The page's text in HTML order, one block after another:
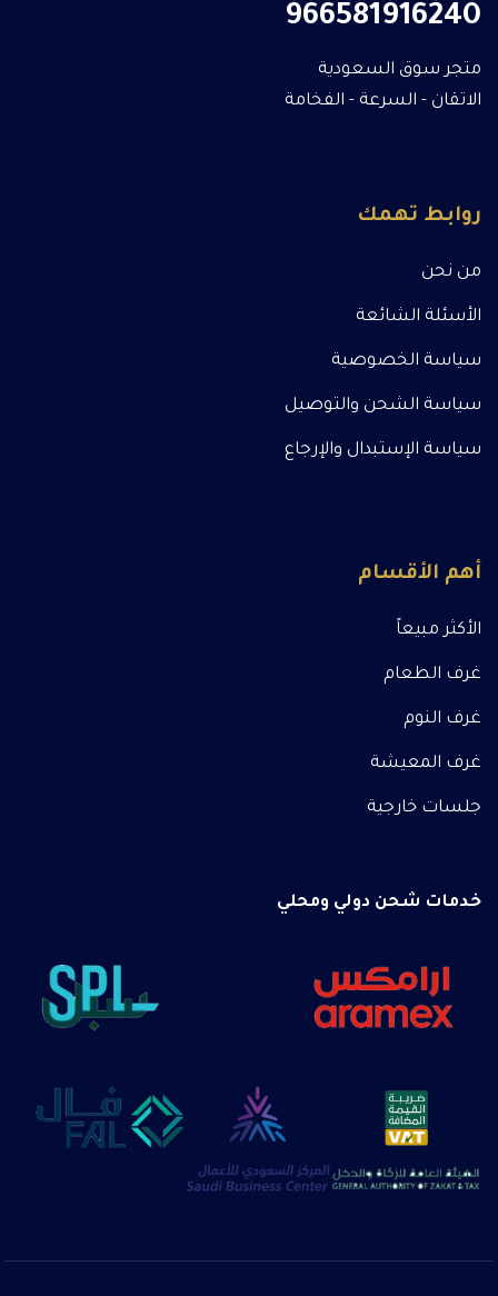
966581916240
متجر سوق السعودية
الاتقان - السرعة - الفخامة
روابط تهمك
من نحن
الأسئلة الشائعة
سياسة الخصوصية
سياسة الشحن والتوصيل
سياسة الإستبدال والإرجاع
أهم الأقسام
الأكثر مبيعاً
غرف الطعام
غرف النوم
غرف المعيشة
جلسات خارجية
خدمات شحن دولي ومحلي